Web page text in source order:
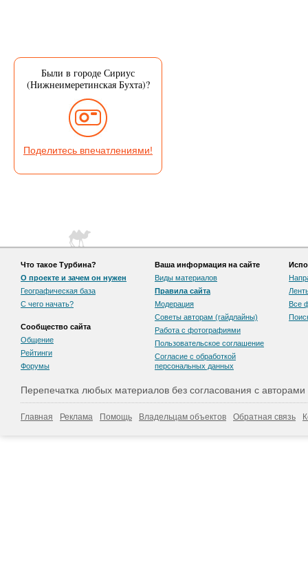
Были в городе Сириус
(Нижнеимеретинская Бухта)?
Поделитесь впечатлениями!
Что такое Турбина?
О проекте и зачем он нужен
Географическая база
С чего начать?
Сообщество сайта
Общение
Рейтинги
Форумы
Ваша информация на сайте
Виды материалов
Правила сайта
Модерация
Советы авторам (гайдлайны)
Работа с фотографиями
Пользовательскоe соглашение
Согласие с обработкой
персональных данных
Все
Перепечатка любых материалов без согласования с
Главная Реклама Помощь Владельцам объектов Обратная связь